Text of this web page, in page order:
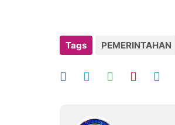
Tags PEMERINTAHAN